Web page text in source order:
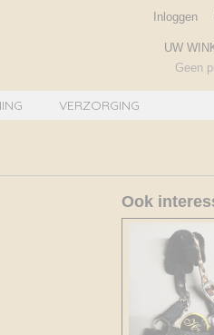
Inloggen
UW
Geen
VERZORGING
Ook